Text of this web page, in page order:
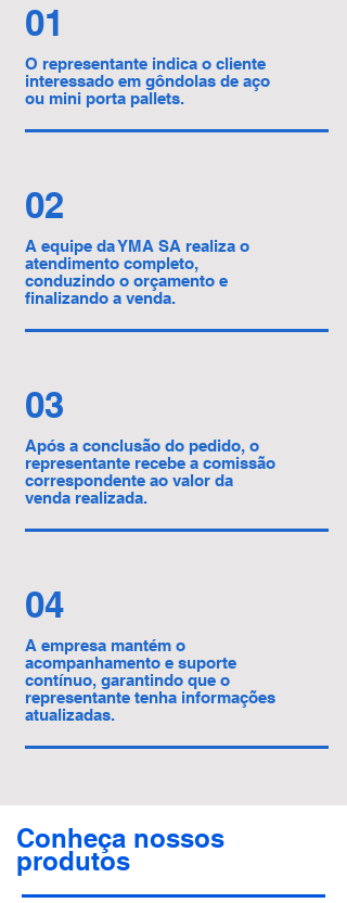
01
O representante indica o cliente
interessado em gôndolas de aço
ou mini porta pallets.
02
A equipe da YMA SA realiza o
atendimento completo,
conduzindo o orçamento e
finalizando a venda.
03
Após a conclusão do pedido, o
representante recebe a comissão
correspondente ao valor da
venda realizada.
04
A empresa mantém o
acompanhamento e suporte
contínuo, garantindo que o
representante tenha informações
atualizadas.
Conheça nossos
produtos